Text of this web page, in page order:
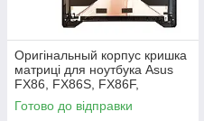
Оригінальный корпус кришка
матриці для ноутбука Asus
FX86, FX86S, FX86F,
FX86SF Series
Готово до відправки